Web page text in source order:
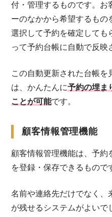
付・管理するものです。お
ーのなかから希望するもの
選択して予約を確定しても
って予約台帳に自動で反映
この自動更新された台帳を
は、かんたんに予約の埋ま
ことが可能です。
顧客情報管理機能
顧客情報管理機能は、予約
を登録・保存できるもので
名前や連絡先だけでなく、
が残せるシステムがよいで